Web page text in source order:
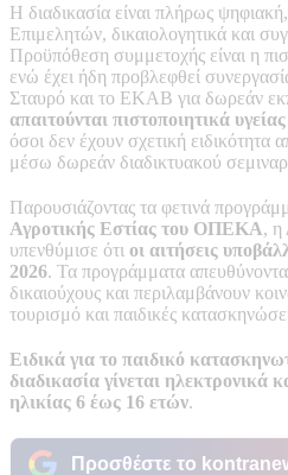
Η διαδικασία είναι πλήρως
Επιμελητών, δικαιολογητικά και
Προϋπόθεση συμμετοχής είναι η
ενώ έχει ήδη προβλεφθεί
Σταυρό και το ΕΚΑΒ για δωρεάν
απαιτούνται πιστοποιητικά
όσοι δεν έχουν σχετική ειδικότητα
μέσω δωρεάν διαδικτυακού
Παρουσιάζοντας τα φετινά
Αγροτικής Εστίας του ΟΠΕΚΑ, η
υπενθύμισε ότι οι αιτήσεις
2026. Τα προγράμματα
δικαιούχους και περιλαμβάνουν
τουρισμό και παιδικές
Ειδικά για το παιδικό
διαδικασία γίνεται ηλεκτρονικά
ηλικίας 6 έως 16 ετών.
Προσθέστε το